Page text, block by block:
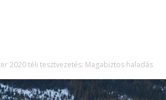
2020 téli tesztvezetés: Magabiztos haladás